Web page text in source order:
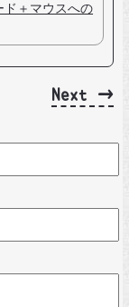
ド＋マウスへの
Next →